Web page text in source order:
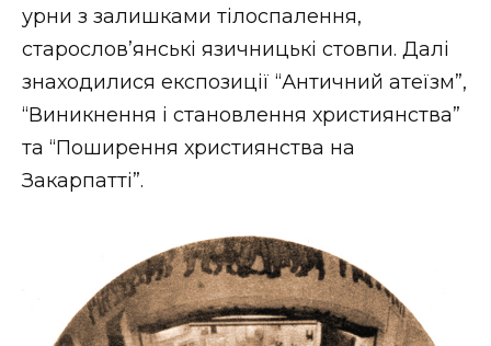
урни з залишками тілоспалення,
старослов’янські язичницькі стовпи. Далі
знаходилися експозиції “Античний атеїзм”,
“Виникнення і становлення християнства”
та “Поширення християнства на
Закарпатті”.